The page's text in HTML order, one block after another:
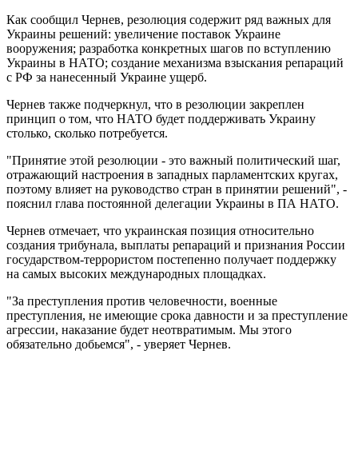
Как сообщил Чернев, резолюция содержит ряд важных для
Украины решений: увеличение поставок Украине
вооружения; разработка конкретных шагов по вступлению
Украины в НАТО; создание механизма взыскания репараций
с РФ за нанесенный Украине ущерб.
Чернев также подчеркнул, что в резолюции закреплен
принцип о том, что НАТО будет поддерживать Украину
столько, сколько потребуется.
"Принятие этой резолюции - это важный политический шаг,
отражающий настроения в западных парламентских кругах,
поэтому влияет на руководство стран в принятии решений", -
пояснил глава постоянной делегации Украины в ПА НАТО.
Чернев отмечает, что украинская позиция относительно
создания трибунала, выплаты репараций и признания России
государством-террористом постепенно получает поддержку
на самых высоких международных площадках.
"За преступления против человечности, военные
преступления, не имеющие срока давности и за преступление
агрессии, наказание будет неотвратимым. Мы этого
обязательно добьемся", - уверяет Чернев.